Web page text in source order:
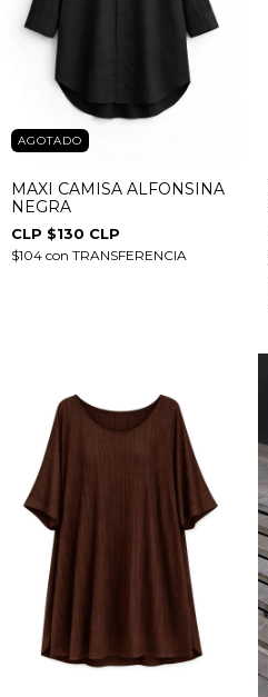
AGOTADO
MAXI CAMISA ALFONSINA
NEGRA
$130 CLP
$104 con TRANSFERENCIA